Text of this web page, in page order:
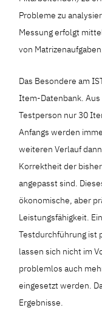
Probleme zu
Messung erfolgt
von
Das Besondere am
Item-Datenbank.
Testperson nur 30
Anfangs werden
weiteren Verlauf
Korrektheit der
angepasst sind.
ökonomische, aber
Leistungsfähigkeit.
Testdurchführung ist
lassen sich nicht im
problemlos auch
eingesetzt werden.
Ergebnisse.